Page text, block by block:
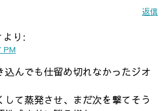
返信
より:
PM
んでも仕留め切れなかったジオ
て蒸発させ、まだ次を撃てそう